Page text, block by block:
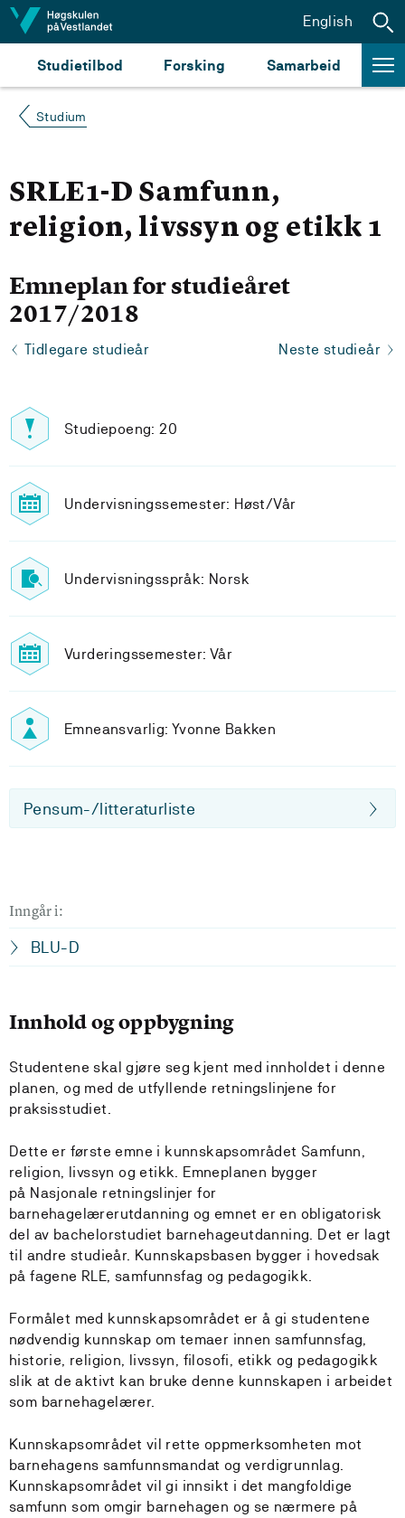
Hopp til innhald
Studietilbod Forsking Samarbeid
English
Studium
SRLE1-D Samfunn,
religion, livssyn og etikk 1
Emneplan for studieåret
2017/2018
Tidlegare studieår Neste studieår
Studiepoeng: 20
Undervisningssemester: Høst/Vår
Undervisningsspråk: Norsk
Vurderingssemester: Vår
Emneansvarlig: Yvonne Bakken
Pensum-/litteraturliste
Inngår i:
BLU-D
Innhold og oppbygning
Studentene skal gjøre seg kjent med innholdet i denne
planen, og med de utfyllende retningslinjene for
praksisstudiet.
Dette er første emne i kunnskapsområdet Samfunn,
religion, livssyn og etikk. Emneplanen bygger
på Nasjonale retningslinjer for
barnehagelærerutdanning og emnet er en obligatorisk
del av bachelorstudiet barnehageutdanning. Det er lagt
til andre studieår. Kunnskapsbasen bygger i hovedsak
på fagene RLE, samfunnsfag og pedagogikk.
Formålet med kunnskapsområdet er å gi studentene
nødvendig kunnskap om temaer innen samfunnsfag,
historie, religion, livssyn, filosofi, etikk og pedagogikk
slik at de aktivt kan bruke denne kunnskapen i arbeidet
som barnehagelærer.
Kunnskapsområdet vil rette oppmerksomheten mot
barnehagens samfunnsmandat og verdigrunnlag.
Kunnskapsområdet vil gi innsikt i det mangfoldige
samfunn som omgir barnehagen og se nærmere på